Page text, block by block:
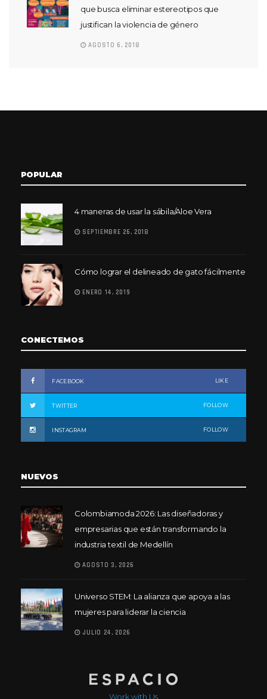
que busca eliminar estereotipos que
justifican la violencia de género
AGOSTO 6, 2018
POPULAR
4 maneras de usar la sábila/Aloe Vera
SEPTIEMBRE 26, 2018
Cómo lograr el delineado de gato fácilmente
ENERO 14, 2019
CONECTEMOS
FACEBOOK LIKE
TWITTER FOLLOW
INSTAGRAM FOLLOW
NUEVOS
Colombiamoda 2026: Las diseñadoras y
empresarias que están transformando la
industria textil de Medellín
AGOSTO 3, 2026
Universo STEM: La alianza que apoya a las
mujeres para liderar la ciencia
JULIO 24, 2026
Work with Us